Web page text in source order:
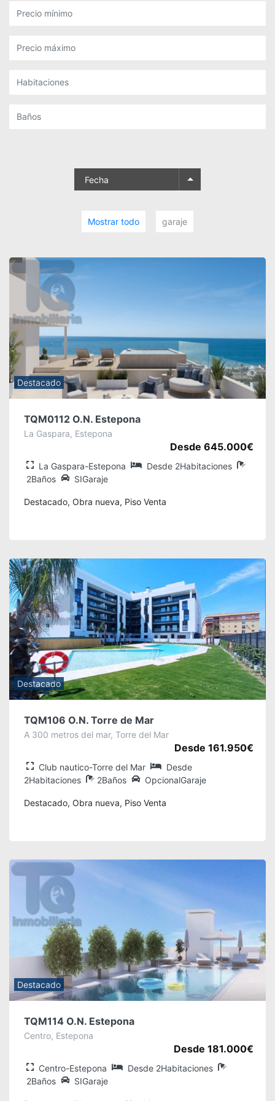
Fecha
Mostrar todo garaje
Desde 645.000€
Destacado
TQM0112 O.N. Estepona
La Gaspara, Estepona
La Gaspara-Estepona
Desde 2Habitaciones
2Baños
SIGaraje
Destacado, Obra nueva, Piso Venta
Desde 161.950€
Destacado
TQM106 O.N. Torre de Mar
A 300 metros del mar, Torre del Mar
Club nautico-Torre del Mar
Desde
2Habitaciones
2Baños OpcionalGaraje
Destacado, Obra nueva, Piso Venta
Desde 181.000€
Destacado
TQM114 O.N. Estepona
Centro, Estepona
Centro-Estepona
Desde 2Habitaciones
2Baños
SIGaraje